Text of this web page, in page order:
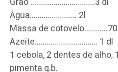
Água…………………… 2l
Massa de
Azeite………………………….. 1 dl
1 cebola, 2 dentes de alho,
pimenta q.b.